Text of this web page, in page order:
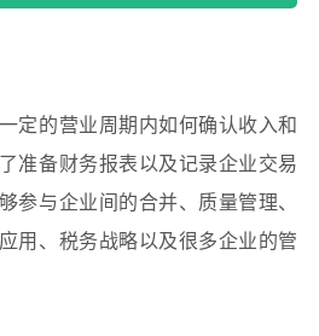
定的营业周期内如何确认收入和
准备财务报表以及记录企业交易
参与企业间的合并、质量管理、
用、税务战略以及很多企业的管